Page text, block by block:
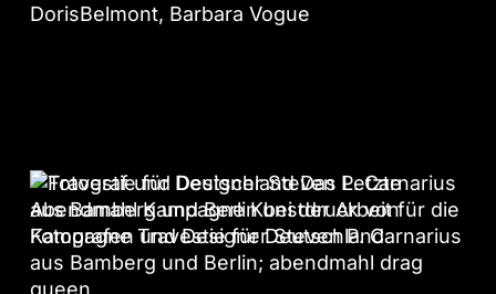
DorisBelmont, Barbara Vogue